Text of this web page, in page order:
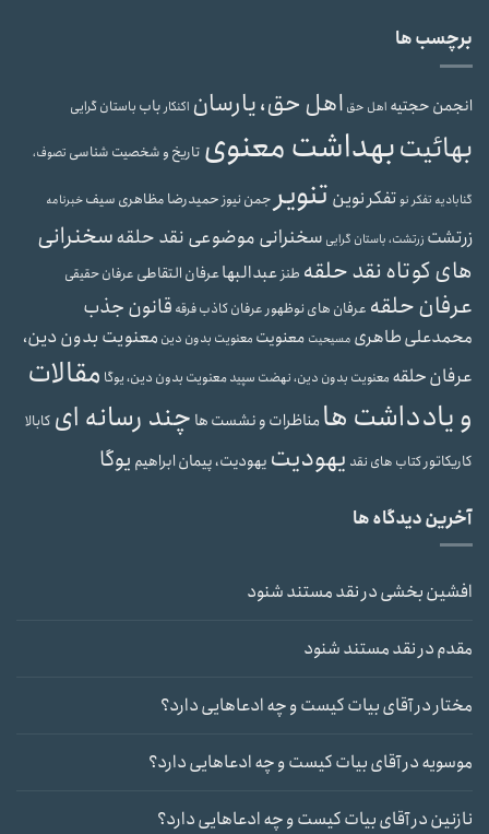
برچسب ها
انجمن حجتیه اهل حق اهل حق، یارسان اکنکارباب باستان گرایی
بهائیتبهداشت معنوی تاریخ و شخصیت شناسی تصوف،
گنابادیه تفکر نوتفکر نوین تنویر جمن نیوز حمیدرضا مظاهری سیفخبرنامه
زرتشت زرتشت، باستان گرایی سخنرانی موضوعی نقد حلقهسخنرانی
های کوتاه نقد حلقه طنز عبدالبهاعرفان التقاطی عرفان حقیقی
عرفان حلقه عرفان های نوظهور عرفان کاذبفرقه قانون جذب
محمدعلی طاهری مسیحیت معنویت معنویت بدون دین معنویت بدون دین،
عرفان حلقه معنویت بدون دین، نهضت سپیدمعنویت بدون دین، یوگا مقالات
و یادداشت هامناظرات و نشست ها چند رسانه ای کابالا
کاریکاتور کتاب های نقد یهودیت یهودیت، پیمان ابراهیم یوگا
آخرین دیدگاه ها
افشین بخشیدرنقد مستند شنود
مقدمدرنقد مستند شنود
مختاردرآقای بیات کیست و چه ادعاهایی دارد؟
موسویهدرآقای بیات کیست و چه ادعاهایی دارد؟
نازنیندرآقای بیات کیست و چه ادعاهایی دارد؟